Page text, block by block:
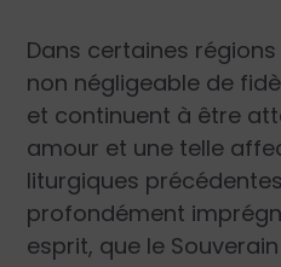
Dans certaines
non négligeable de
et continuent à être
amour et une telle
liturgiques
profondément
esprit, que le